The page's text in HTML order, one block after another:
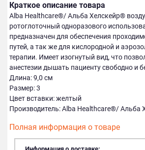
Краткое описание товара
Alba Healthcare®/ Альба Хелскейр®
ротоглоточный одноразового
предназначен для обеспечения
путей, а так же для кислородной и
терапии. Имеет изогнутый вид, что
анестезии дышать пациенту свободно и
Длина: 9,0 см
Размер: 3
Цвет вставки: желтый
Производитель: Alba Healthcare®/
Полная информация о товаре